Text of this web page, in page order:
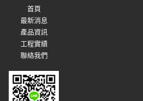
首頁
最新消息
產品資訊
工程實績
聯絡我們